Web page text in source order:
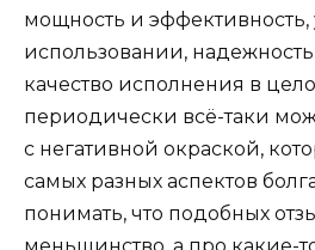
мощность и эффективность,
использовании,
качество исполнения в
периодически всё-таки
с негативной окраской,
самых разных аспектов
понимать, что подобных